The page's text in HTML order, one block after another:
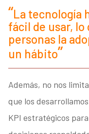
La tecnología
fácil de usar,
personas la
un hábito
Además, no nos
que los
KPI estratégicos